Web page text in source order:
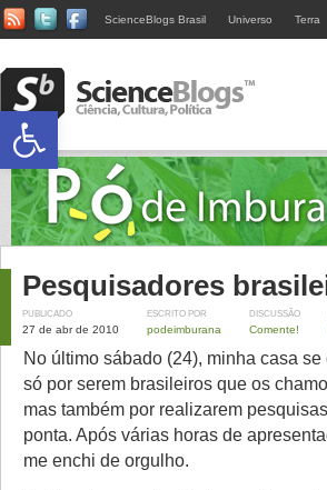
ScienceBlogs Brasil Universo Terra
Pesquisadores
PUBLICADO
27 de abr de 2010
ESCRITO POR
podeimburana
DISCUSSÃO
Comente!
No último sábado (24), minha casa
só por serem brasileiros que os
mas também por realizarem
ponta. Após várias horas de
me enchi de orgulho.
Abrir a barra de